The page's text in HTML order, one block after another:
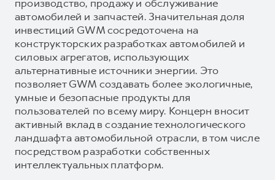
производство, продажу и обслуживание
автомобилей и запчастей. Значительная доля
инвестиций GWM сосредоточена на
конструкторских разработках автомобилей и
силовых агрегатов, использующих
альтернативные источники энергии. Это
позволяет GWM создавать более экологичные,
умные и безопасные продукты для
пользователей по всему миру. Концерн вносит
активный вклад в создание технологического
ландшафта автомобильной отрасли, в том числе
посредством разработки собственных
интеллектуальных платформ.